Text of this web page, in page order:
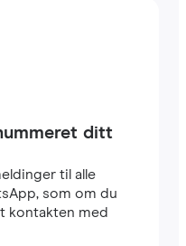
ditt
til alle
som om du
kontakten med